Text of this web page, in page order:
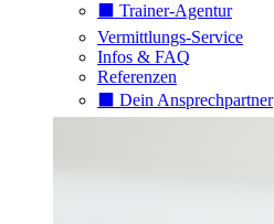
⬛️ Trainer-Agentur
Vermittlungs-Service
Infos & FAQ
Referenzen
⬛️ Dein Ansprechpartner